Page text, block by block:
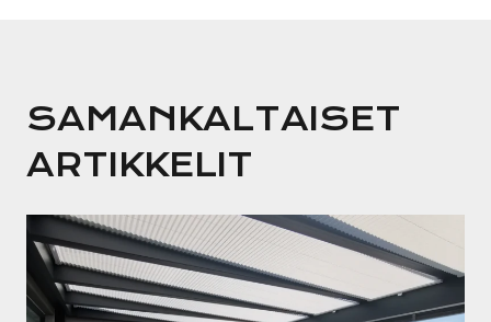
SAMANKALTAISET
ARTIKKELIT